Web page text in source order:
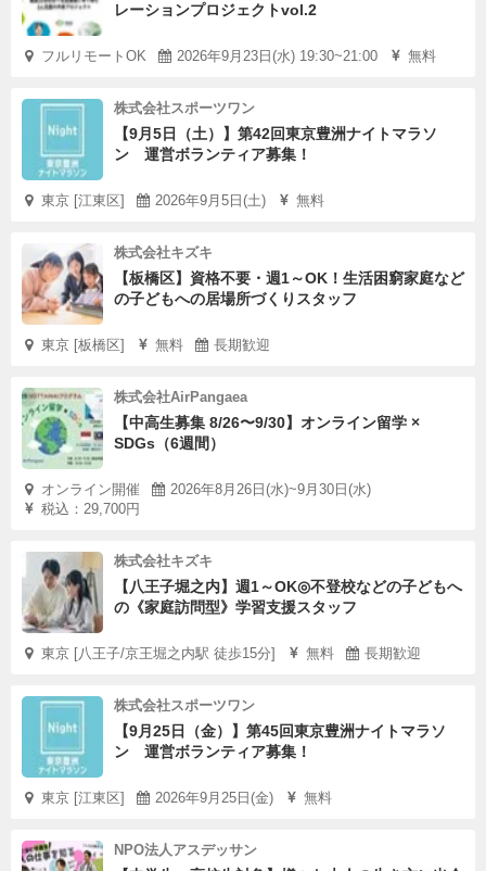
レーションプロジェクトvol.2
フルリモートOK 2026年9月23日(水) 19:30~21:00 無料
株式会社スポーツワン
【9月5日（土）】第42回東京豊洲ナイトマラソ
ン 運営ボランティア募集！
東京 [江東区] 2026年9月5日(土) 無料
株式会社キズキ
【板橋区】資格不要・週1～OK！生活困窮家庭など
の子どもへの居場所づくりスタッフ
東京 [板橋区] 無料 長期歓迎
株式会社AirPangaea
【中高生募集 8/26〜9/30】オンライン留学 ×
SDGs（6週間）
オンライン開催
2026年8月26日(水)~9月30日(水)
税込：29,700円
株式会社キズキ
【八王子堀之内】週1～OK◎不登校などの子どもへ
の《家庭訪問型》学習支援スタッフ
東京 [八王子/京王堀之内駅 徒歩15分] 無料 長期歓迎
株式会社スポーツワン
【9月25日（金）】第45回東京豊洲ナイトマラソ
ン 運営ボランティア募集！
東京 [江東区] 2026年9月25日(金) 無料
NPO法人アスデッサン